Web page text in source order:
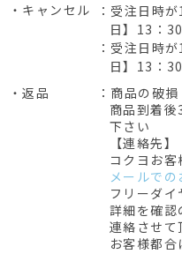
・キャンセル
：受注日時
日】13：
：受注日時
日】13：
・返品
：商品の破
商品到着
下さい
【連絡先】
コクヨお客
メールでの
フリーダ
詳細を確認
連絡させて
お客様都合